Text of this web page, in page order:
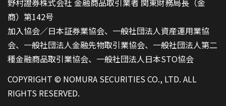
野村證券株式会社 金融商品取引業者 関東財務局長（金
商）第142号
加入協会／日本証券業協会、一般社団法人資産運用業協
会、一般社団法人金融先物取引業協会、一般社団法人第二
種金融商品取引業協会、一般社団法人日本STO協会
COPYRIGHT © NOMURA SECURITIES CO., LTD. ALL
RIGHTS RESERVED.